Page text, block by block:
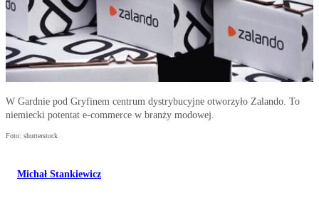
W Gardnie pod Gryfinem centrum dystrybucyjne otworzyło Zalando. To
niemiecki potentat e-commerce w branży modowej.
Foto: shutterstock
Michał Stankiewicz